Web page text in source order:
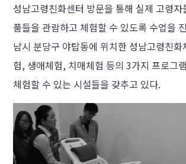
성남고령친화센터 방문을 통해 실제 고령자
품들을 관람하고 체험할 수 있도록 수업을
남시 분당구 야탑동에 위치한 성남고령친화
험, 생애체험, 치매체험 등의 3가지 프로그
체험할 수 있는 시설들을 갖추고 있다.